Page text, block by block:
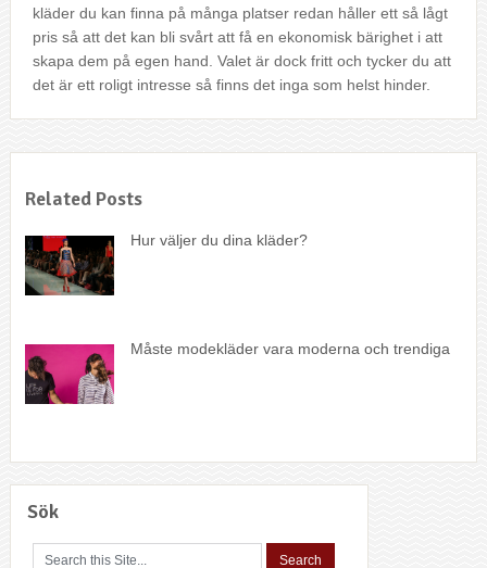
kläder du kan finna på många platser redan håller ett så lågt
pris så att det kan bli svårt att få en ekonomisk bärighet i att
skapa dem på egen hand. Valet är dock fritt och tycker du att
det är ett roligt intresse så finns det inga som helst hinder.
Related Posts
Hur väljer du dina kläder?
Måste modekläder vara moderna och trendiga
Sök